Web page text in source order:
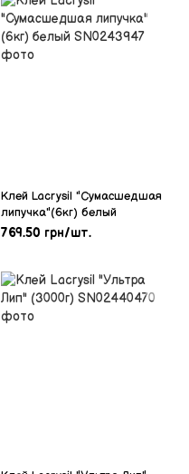
Клей Lacrysil "Сумасшедшая
липучка"(6кг) белый
769.50 грн/шт.